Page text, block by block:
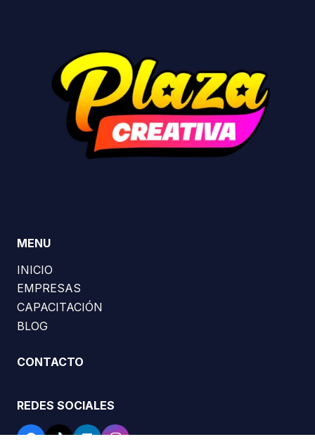
MENU
INICIO
EMPRESAS
CAPACITACIÓN
BLOG
CONTACTO
REDES SOCIALES